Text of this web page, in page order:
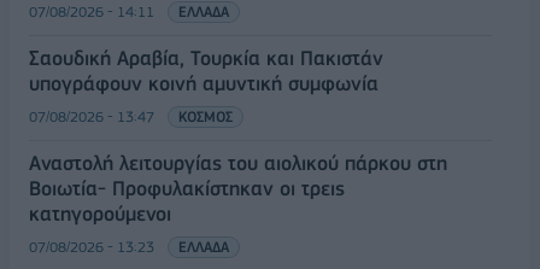
07/08/2026 - 14:11 ΕΛΛΑΔΑ
Σαουδική Αραβία, Τουρκία και Πακιστάν
υπογράφουν κοινή αμυντική συμφωνία
07/08/2026 - 13:47 ΚΟΣΜΟΣ
Αναστολή λειτουργίας του αιολικού πάρκου στη
Βοιωτία- Προφυλακίστηκαν οι τρεις
κατηγορούμενοι
07/08/2026 - 13:23 ΕΛΛΑΔΑ